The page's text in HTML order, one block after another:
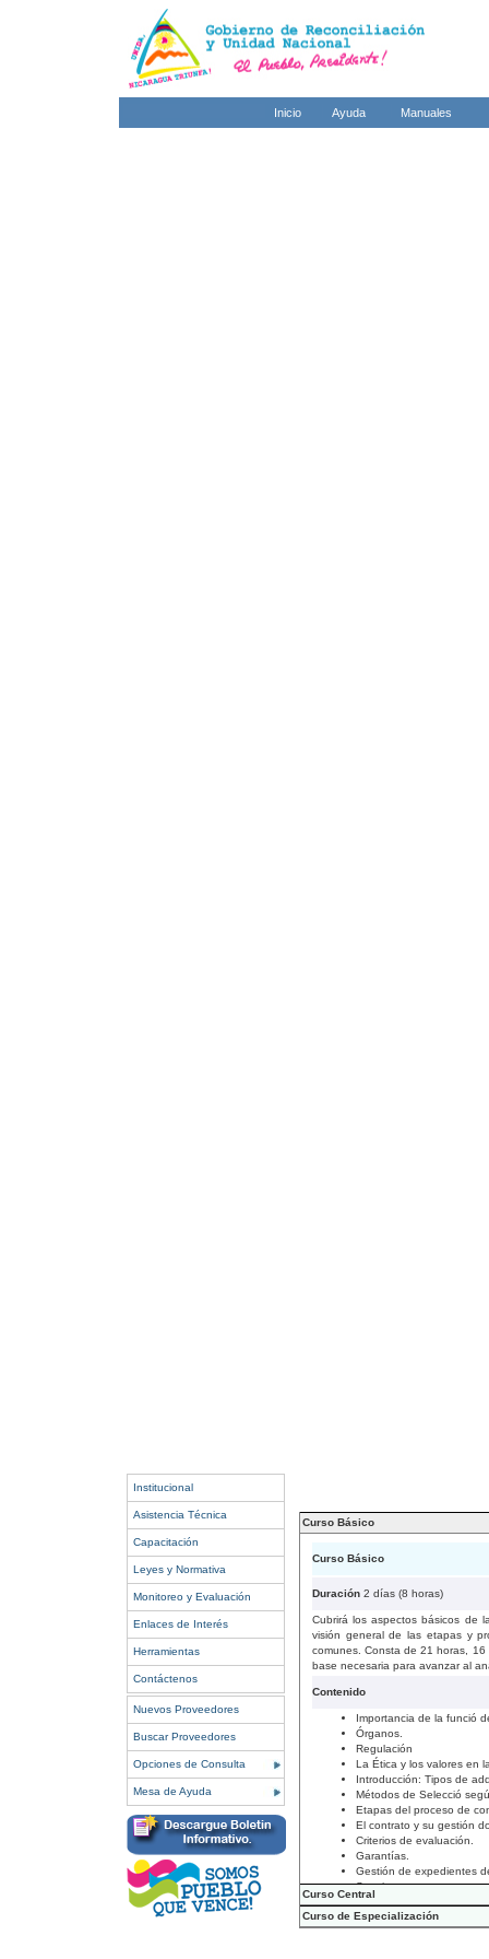
Inicio Ayuda Manuales
Institucional
Asistencia Técnica
Capacitación
Leyes y Normativa
Monitoreo y Evaluación
Enlaces de Interés
Herramientas
Contáctenos
Nuevos Proveedores
Buscar Proveedores
Opciones de Consulta
Mesa de Ayuda
Curso Básico
Curso Básico
Duración 2 días (8 horas)
Cubrirá los aspectos básicos de
visión general de las etapas y
comunes. Consta de 21 horas,
base necesaria para avanzar al
Contenido
Importancia de la funció
Órganos.
Regulación
La Ética y los valores en
Introducción: Tipos de
Métodos de Selecció
Etapas del proceso de
El contrato y su gestión
Criterios de evaluación.
Garantías.
Gestión de expedientes
Sanciones.
Curso Central
Curso Central
Curso de Especialización